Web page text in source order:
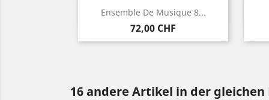
Ensemble De Musique 8...
Preis
72,00 CHF
Vorschau
16 andere Artikel in der gleichen